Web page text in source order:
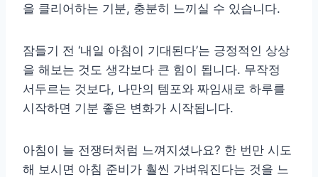
을 클리어하는 기분, 충분히 느끼실 수 있습니다.
잠들기 전 ‘내일 아침이 기대된다’는 긍정적인 상상
을 해보는 것도 생각보다 큰 힘이 됩니다. 무작정
서두르는 것보다, 나만의 템포와 짜임새로 하루를
시작하면 기분 좋은 변화가 시작됩니다.
아침이 늘 전쟁터처럼 느껴지셨나요? 한 번만 시도
해 보시면 아침 준비가 훨씬 가벼워진다는 것을 느